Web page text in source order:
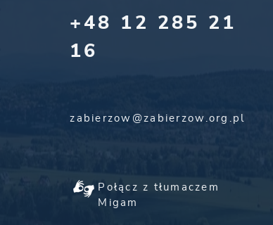
+48 12 285 21
16
zabierzow@zabierzow.org.pl
Połącz z tłumaczem
Migam